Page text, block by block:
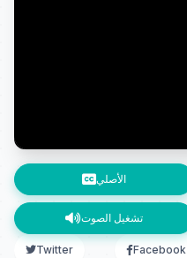
الأصلي
تشغيل الصوت
Twitter Facebook